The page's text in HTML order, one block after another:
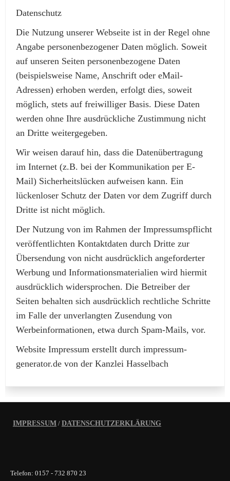
Datenschutz
Die Nutzung unserer Webseite ist in der Regel ohne
Angabe personenbezogener Daten möglich. Soweit
auf unseren Seiten personenbezogene Daten
(beispielsweise Name, Anschrift oder eMail-
Adressen) erhoben werden, erfolgt dies, soweit
möglich, stets auf freiwilliger Basis. Diese Daten
werden ohne Ihre ausdrückliche Zustimmung nicht
an Dritte weitergegeben.
Wir weisen darauf hin, dass die Datenübertragung
im Internet (z.B. bei der Kommunikation per E-
Mail) Sicherheitslücken aufweisen kann. Ein
lückenloser Schutz der Daten vor dem Zugriff durch
Dritte ist nicht möglich.
Der Nutzung von im Rahmen der Impressumspflicht
veröffentlichten Kontaktdaten durch Dritte zur
Übersendung von nicht ausdrücklich angeforderter
Werbung und Informationsmaterialien wird hiermit
ausdrücklich widersprochen. Die Betreiber der
Seiten behalten sich ausdrücklich rechtliche Schritte
im Falle der unverlangten Zusendung von
Werbeinformationen, etwa durch Spam-Mails, vor.
Website Impressum erstellt durch impressum-
generator.de von der Kanzlei Hasselbach
IMPRESSUM / DATENSCHUTZERKLÄRUNG
Telefon: 0157 - 732 870 23